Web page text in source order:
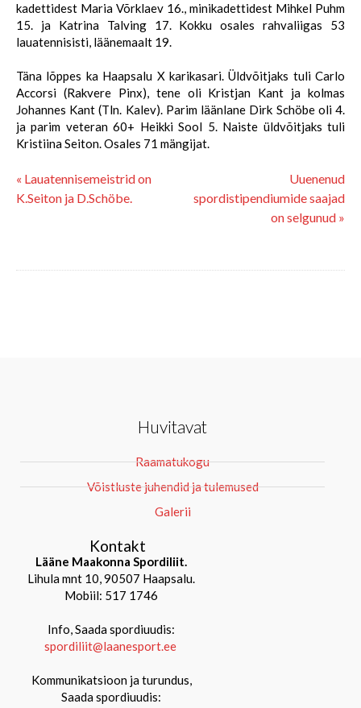
kadettidest Maria Võrklaev 16., minikadettidest Mihkel Puhm
15. ja Katrina Talving 17. Kokku osales rahvaliigas 53
lauatennisisti, läänemaalt 19.
Täna lõppes ka Haapsalu X karikasari. Üldvõitjaks tuli Carlo
Accorsi (Rakvere Pinx), tene oli Kristjan Kant ja kolmas
Johannes Kant (Tln. Kalev). Parim läänlane Dirk Schöbe oli 4.
ja parim veteran 60+ Heikki Sool 5. Naiste üldvõitjaks tuli
Kristiina Seiton. Osales 71 mängijat.
« Lauatennisemeistrid on
K.Seiton ja D.Schöbe.
Uuenenud
spordistipendiumide saajad
on selgunud »
Huvitavat
Raamatukogu
Võistluste juhendid ja tulemused
Galerii
Kontakt
Lääne Maakonna Spordiliit.
Lihula mnt 10, 90507 Haapsalu.
Mobiil: 517 1746
Info, Saada spordiuudis:
spordiliit@laanesport.ee
Kommunikatsioon ja turundus,
Saada spordiuudis: